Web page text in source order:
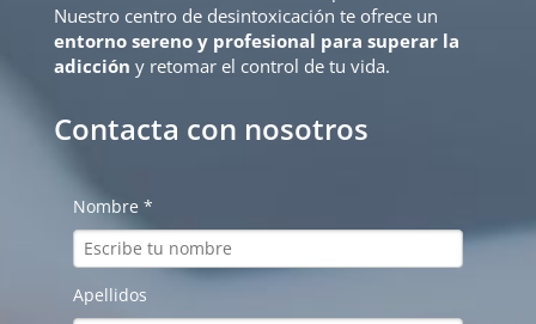
Nuestro centro de desintoxicación te ofrece un
entorno sereno y profesional para superar la
adicción y retomar el control de tu vida.
Contacta con nosotros